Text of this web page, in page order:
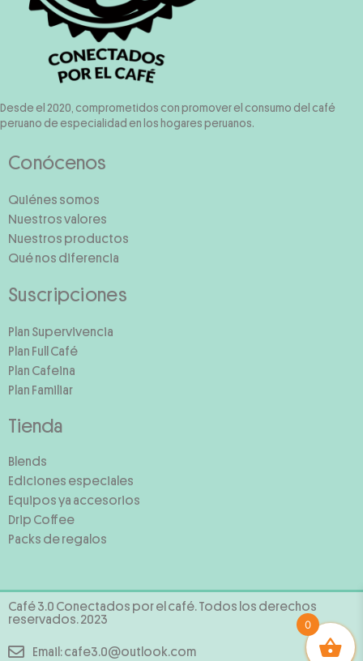
Desde el 2020, comprometidos con promover el consumo del café
peruano de especialidad en los hogares peruanos.
Conócenos
Quiénes somos
Nuestros valores
Nuestros productos
Qué nos diferencia
Suscripciones
Plan Supervivencia
Plan Full Café
Plan Cafeina
Plan Familiar
Tienda
Blends
Ediciones especiales
Equipos ya accesorios
Drip Coffee
Packs de regalos
Café 3.0 Conectados por el café. Todos los derechos
reservados. 2023
Email: cafe3.0@outlook.com
0